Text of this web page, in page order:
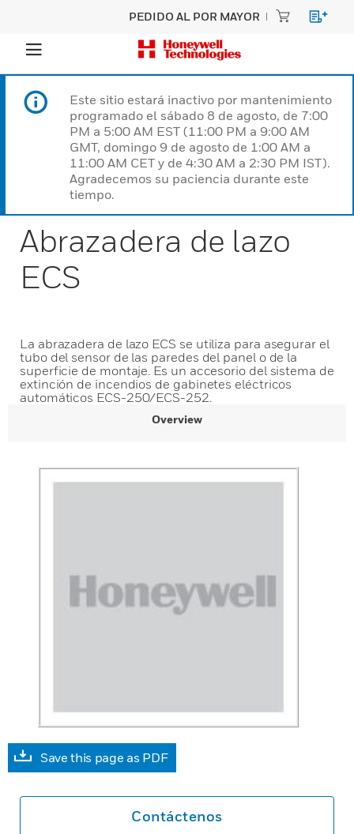
PEDIDO AL POR MAYOR
Este sitio estará inactivo por mantenimiento
programado el sábado 8 de agosto, de 7:00
PM a 5:00 AM EST (11:00 PM a 9:00 AM
GMT, domingo 9 de agosto de 1:00 AM a
11:00 AM CET y de 4:30 AM a 2:30 PM IST).
Agradecemos su paciencia durante este
tiempo.
Abrazadera de lazo
ECS
La abrazadera de lazo ECS se utiliza para asegurar el
tubo del sensor de las paredes del panel o de la
superficie de montaje. Es un accesorio del sistema de
extinción de incendios de gabinetes eléctricos
automáticos ECS-250/ECS-252.
Overview
Save this page as PDF
Contáctenos